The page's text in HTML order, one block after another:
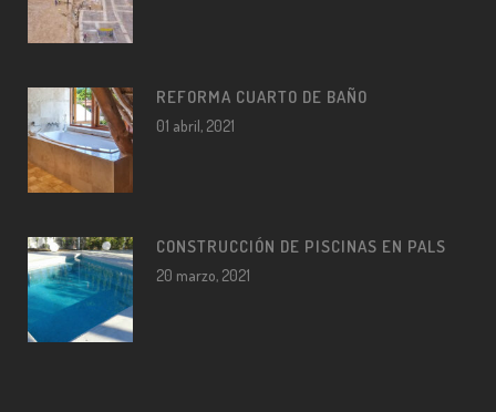
REFORMA CUARTO DE BAÑO
01 abril, 2021
CONSTRUCCIÓN DE PISCINAS EN PALS
20 marzo, 2021